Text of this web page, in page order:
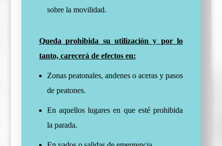
sobre la movilidad.
Queda prohibida su utilización y por lo
tanto, carecerá de efectos en:
Zonas peatonales, andenes o aceras y pasos
de peatones.
En aquellos lugares en que esté prohibida
la parada.